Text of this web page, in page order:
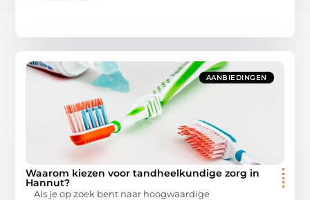
AANBIEDINGEN
Waarom kiezen voor tandheelkundige zorg in
Hannut?
Als je op zoek bent naar hoogwaardige